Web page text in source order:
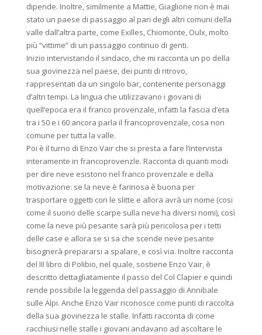
dipende. Inoltre, similmente a Mattie, Giaglione non è mai
stato un paese di passaggio al pari degli altri comuni della
valle dall’altra parte, come Exilles, Chiomonte, Oulx, molto
più “vittime” di un passaggio continuo di genti.
Inizio intervistando il sindaco, che mi racconta un po della
sua giovinezza nel paese, dei punti di ritrovo,
rappresentati da un singolo bar, contenente personaggi
d’altri tempi. La lingua che utilizzavano i giovani di
quell’epoca era il franco provenzale, infatti la fascia d’eta
tra i 50 e i 60 ancora parla il francoprovenzale, cosa non
comune per tutta la valle.
Poi è il turno di Enzo Vair che si presta a fare l’intervista
interamente in francoprovenzle. Racconta di quanti modi
per dire neve esistono nel franco provenzale e della
motivazione: se la neve è farinosa è buona per
trasportare oggetti con le slitte e allora avrà un nome (cosi
come il suono delle scarpe sulla neve ha diversi nomi), così
come la neve più pesante sarà più pericolosa per i tetti
delle case e allora se si sa che scende neve pesante
bisognerà prepararsi a spalare, e così via. Inoltre racconta
del III libro di Polibio, nel quale, sostiene Enzo Vair, è
descritto dettagliatamente il passo del Col Clapier e quindi
rende possibile la leggenda del passaggio di Annibale
sulle Alpi. Anche Enzo Vair riconosce come punti di raccolta
della sua giovinezza le stalle. Infatti racconta di come
racchiusi nelle stalle i giovani andavano ad ascoltare le